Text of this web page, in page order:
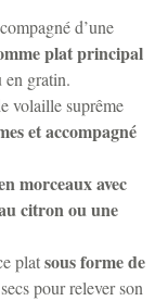
d’une
plat principal
en gratin.
volaille suprême
et accompagné
morceaux avec
citron ou une
platsous forme de
pour relever son